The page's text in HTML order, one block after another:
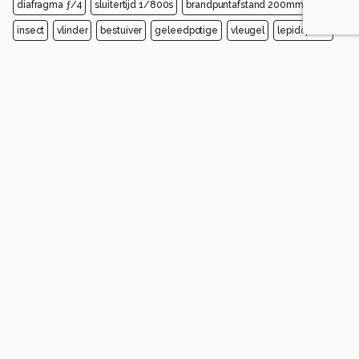
diafragma ƒ/4 sluitertijd 1/800s brandpuntafstand 200mm
insect vlinder bestuiver geleedpotige vleugel lepidoptera